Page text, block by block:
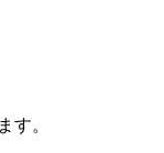
す。